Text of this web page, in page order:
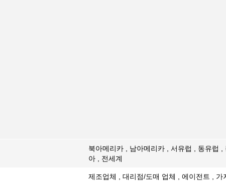
북아메리카 , 남아메리카 , 서유럽 , 동유럽
아 , 전세계
제조업체 , 대리점/도매 업체 , 에이전트 ,